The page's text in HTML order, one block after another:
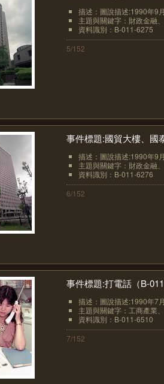
描述：圖說描述:1990年9
主題與關鍵字：財政金融
資料識別：B-011-6275
5/152
事件標題:國貿大樓、國
描述：圖說描述:1990年9
主題與關鍵字：財政金融
資料識別：B-011-6276
6/152
事件標題:打電話（B-
描述：圖說描述:1990年7
主題與關鍵字：工商產業
資料識別：B-011-6510
7/152